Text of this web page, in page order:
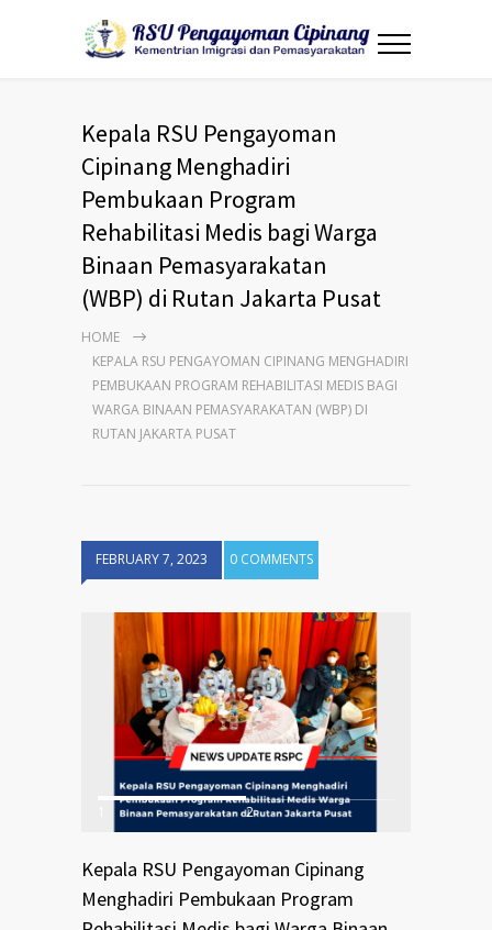
Kepala RSU Pengayoman
Cipinang Menghadiri
Pembukaan Program
Rehabilitasi Medis bagi Warga
Binaan Pemasyarakatan
(WBP) di Rutan Jakarta Pusat
HOME
KEPALA RSU PENGAYOMAN CIPINANG MENGHADIRI
PEMBUKAAN PROGRAM REHABILITASI MEDIS BAGI
WARGA BINAAN PEMASYARAKATAN (WBP) DI
RUTAN JAKARTA PUSAT
FEBRUARY 7, 2023 0 COMMENTS
2
Kepala RSU Pengayoman Cipinang
Menghadiri Pembukaan Program